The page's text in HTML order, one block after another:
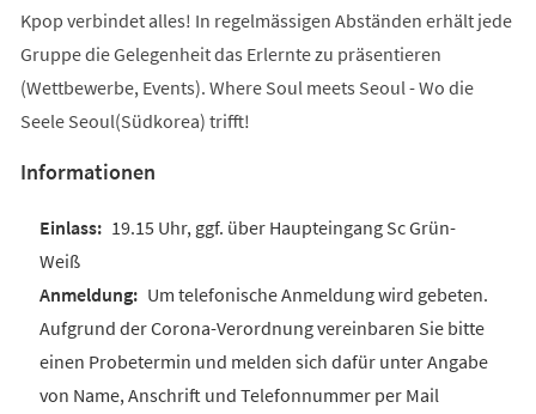
Kpop verbindet alles! In regelmässigen Abständen erhält jede
Gruppe die Gelegenheit das Erlernte zu präsentieren
(Wettbewerbe, Events). Where Soul meets Seoul - Wo die
Seele Seoul(Südkorea) trifft!
Informationen
19.15 Uhr, ggf. über Haupteingang Sc Grün-
Weiß
Um telefonische Anmeldung wird gebeten.
Aufgrund der Corona-Verordnung vereinbaren Sie bitte
einen Probetermin und melden sich dafür unter Angabe
von Name, Anschrift und Telefonnummer per Mail